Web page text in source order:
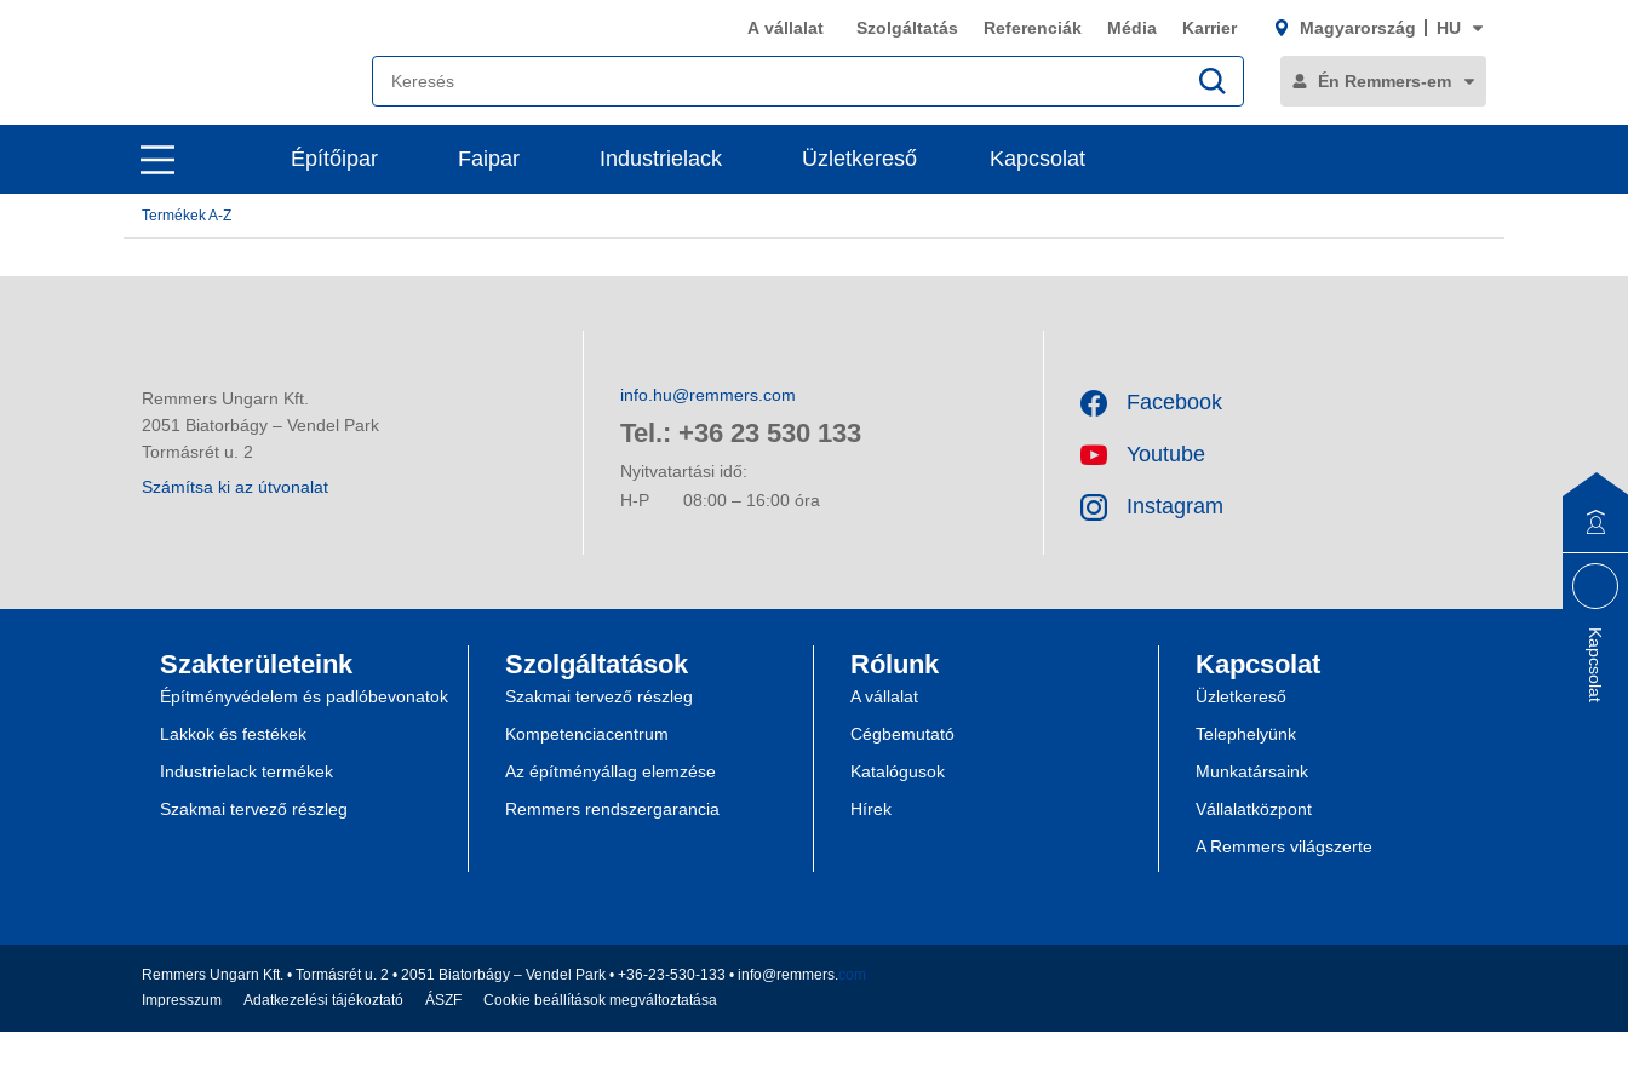
open
main
navigation
A vállalat Szolgáltatás Referenciák Média Karrier Magyarország HU
Én Remmers-em
open
main
Építőipar Faipar Industrielack Üzletkereső Kapcsolat
Termékek A-Z
Remmers Ungarn Kft.
2051 Biatorbágy – Vendel Park
Tormásrét u. 2
Számítsa ki az útvonalat
info.hu@remmers.com
Tel.: +36 23 530 133
Nyitvatartási idő:
H-P
08:00 – 16:00 óra
Facebook
Youtube
Instagram
Szakterületeink
Építményvédelem és padlóbevonatok
Lakkok és festékek
Industrielack termékek
Szakmai tervező részleg
Szolgáltatások
Szakmai tervező részleg
Kompetenciacentrum
Az építményállag elemzése
Remmers rendszergarancia
Rólunk
A vállalat
Cégbemutató
Katalógusok
Hírek
Kapcsolat
Üzletkereső
Telephelyünk
Munkatársaink
Vállalatközpont
A Remmers világszerte
Remmers Ungarn Kft. • Tormásrét u. 2 • 2051 Biatorbágy – Vendel Park • +36-23-530-133 • info@remmers.com
Impresszum
Adatkezelési tájékoztató ÁSZF Cookie beállítások megváltoztatása
Kapcsolat